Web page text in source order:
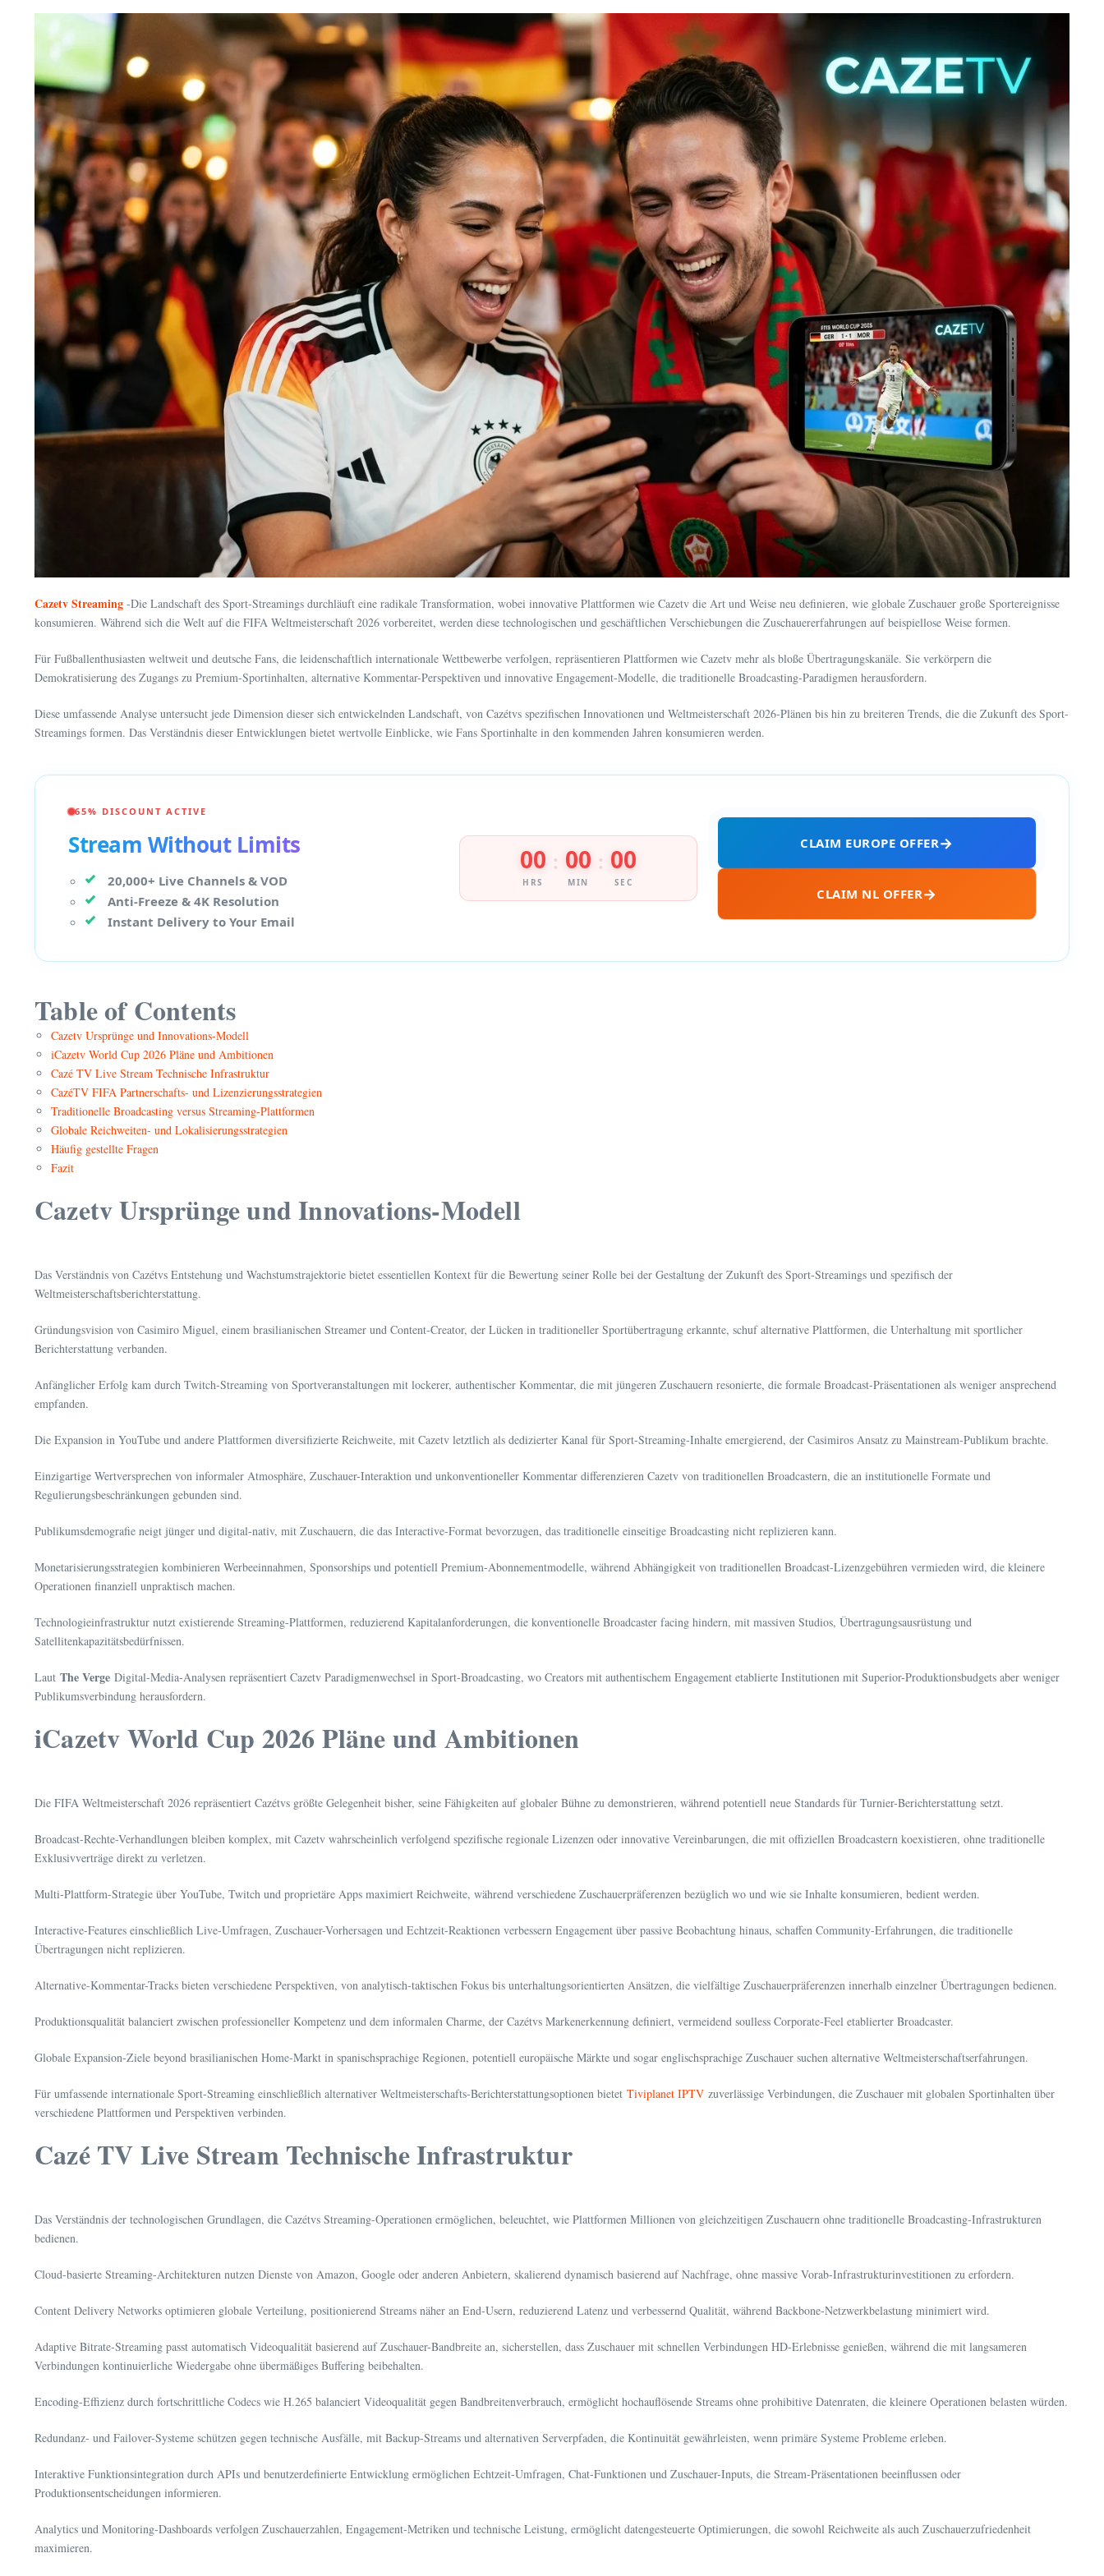
Cazetv Streaming -Die Landschaft des Sport-Streamings durchläuft eine radikale Transformation, wobei innovative Plattformen wie Cazetv die Art und Weise neu definieren, wie globale Zuschauer große Sportereignisse
konsumieren. Während sich die Welt auf die FIFA Weltmeisterschaft 2026 vorbereitet, werden diese technologischen und geschäftlichen Verschiebungen die Zuschauererfahrungen auf beispiellose Weise formen.
Für Fußballenthusiasten weltweit und deutsche Fans, die leidenschaftlich internationale Wettbewerbe verfolgen, repräsentieren Plattformen wie Cazetv mehr als bloße Übertragungskanäle. Sie verkörpern die
Demokratisierung des Zugangs zu Premium-Sportinhalten, alternative Kommentar-Perspektiven und innovative Engagement-Modelle, die traditionelle Broadcasting-Paradigmen herausfordern.
Diese umfassende Analyse untersucht jede Dimension dieser sich entwickelnden Landschaft, von Cazétvs spezifischen Innovationen und Weltmeisterschaft 2026-Plänen bis hin zu breiteren Trends, die die Zukunft des Sport-
Streamings formen. Das Verständnis dieser Entwicklungen bietet wertvolle Einblicke, wie Fans Sportinhalte in den kommenden Jahren konsumieren werden.
65% DISCOUNT ACTIVE
Stream Without Limits
20,000+ Live Channels & VOD
Anti-Freeze & 4K Resolution
Instant Delivery to Your Email
00
HRS
: 00
MIN
: 00
SEC
CLAIM EUROPE OFFER
CLAIM NL OFFER
Table of Contents
Cazetv Ursprünge und Innovations-Modell
iCazetv World Cup 2026 Pläne und Ambitionen
Cazé TV Live Stream Technische Infrastruktur
CazéTV FIFA Partnerschafts- und Lizenzierungsstrategien
Traditionelle Broadcasting versus Streaming-Plattformen
Globale Reichweiten- und Lokalisierungsstrategien
Häufig gestellte Fragen
Fazit
Cazetv Ursprünge und Innovations-Modell
Das Verständnis von Cazétvs Entstehung und Wachstumstrajektorie bietet essentiellen Kontext für die Bewertung seiner Rolle bei der Gestaltung der Zukunft des Sport-Streamings und spezifisch der
Weltmeisterschaftsberichterstattung.
Gründungsvision von Casimiro Miguel, einem brasilianischen Streamer und Content-Creator, der Lücken in traditioneller Sportübertragung erkannte, schuf alternative Plattformen, die Unterhaltung mit sportlicher
Berichterstattung verbanden.
Anfänglicher Erfolg kam durch Twitch-Streaming von Sportveranstaltungen mit lockerer, authentischer Kommentar, die mit jüngeren Zuschauern resonierte, die formale Broadcast-Präsentationen als weniger ansprechend
empfanden.
Die Expansion in YouTube und andere Plattformen diversifizierte Reichweite, mit Cazetv letztlich als dedizierter Kanal für Sport-Streaming-Inhalte emergierend, der Casimiros Ansatz zu Mainstream-Publikum brachte.
Einzigartige Wertversprechen von informaler Atmosphäre, Zuschauer-Interaktion und unkonventioneller Kommentar differenzieren Cazetv von traditionellen Broadcastern, die an institutionelle Formate und
Regulierungsbeschränkungen gebunden sind.
Publikumsdemografie neigt jünger und digital-nativ, mit Zuschauern, die das Interactive-Format bevorzugen, das traditionelle einseitige Broadcasting nicht replizieren kann.
Monetarisierungsstrategien kombinieren Werbeeinnahmen, Sponsorships und potentiell Premium-Abonnementmodelle, während Abhängigkeit von traditionellen Broadcast-Lizenzgebühren vermieden wird, die kleinere
Operationen finanziell unpraktisch machen.
Technologieinfrastruktur nutzt existierende Streaming-Plattformen, reduzierend Kapitalanforderungen, die konventionelle Broadcaster facing hindern, mit massiven Studios, Übertragungsausrüstung und
Satellitenkapazitätsbedürfnissen.
Laut The Verge Digital-Media-Analysen repräsentiert Cazetv Paradigmenwechsel in Sport-Broadcasting, wo Creators mit authentischem Engagement etablierte Institutionen mit Superior-Produktionsbudgets aber weniger
Publikumsverbindung herausfordern.
iCazetv World Cup 2026 Pläne und Ambitionen
Die FIFA Weltmeisterschaft 2026 repräsentiert Cazétvs größte Gelegenheit bisher, seine Fähigkeiten auf globaler Bühne zu demonstrieren, während potentiell neue Standards für Turnier-Berichterstattung setzt.
Broadcast-Rechte-Verhandlungen bleiben komplex, mit Cazetv wahrscheinlich verfolgend spezifische regionale Lizenzen oder innovative Vereinbarungen, die mit offiziellen Broadcastern koexistieren, ohne traditionelle
Exklusivverträge direkt zu verletzen.
Multi-Plattform-Strategie über YouTube, Twitch und proprietäre Apps maximiert Reichweite, während verschiedene Zuschauerpräferenzen bezüglich wo und wie sie Inhalte konsumieren, bedient werden.
Interactive-Features einschließlich Live-Umfragen, Zuschauer-Vorhersagen und Echtzeit-Reaktionen verbessern Engagement über passive Beobachtung hinaus, schaffen Community-Erfahrungen, die traditionelle
Übertragungen nicht replizieren.
Alternative-Kommentar-Tracks bieten verschiedene Perspektiven, von analytisch-taktischen Fokus bis unterhaltungsorientierten Ansätzen, die vielfältige Zuschauerpräferenzen innerhalb einzelner Übertragungen bedienen.
Produktionsqualität balanciert zwischen professioneller Kompetenz und dem informalen Charme, der Cazétvs Markenerkennung definiert, vermeidend soulless Corporate-Feel etablierter Broadcaster.
Globale Expansion-Ziele beyond brasilianischen Home-Markt in spanischsprachige Regionen, potentiell europäische Märkte und sogar englischsprachige Zuschauer suchen alternative Weltmeisterschaftserfahrungen.
Für umfassende internationale Sport-Streaming einschließlich alternativer Weltmeisterschafts-Berichterstattungsoptionen bietet Tiviplanet IPTV zuverlässige Verbindungen, die Zuschauer mit globalen Sportinhalten über
verschiedene Plattformen und Perspektiven verbinden.
Cazé TV Live Stream Technische Infrastruktur
Das Verständnis der technologischen Grundlagen, die Cazétvs Streaming-Operationen ermöglichen, beleuchtet, wie Plattformen Millionen von gleichzeitigen Zuschauern ohne traditionelle Broadcasting-Infrastrukturen
bedienen.
Cloud-basierte Streaming-Architekturen nutzen Dienste von Amazon, Google oder anderen Anbietern, skalierend dynamisch basierend auf Nachfrage, ohne massive Vorab-Infrastrukturinvestitionen zu erfordern.
Content Delivery Networks optimieren globale Verteilung, positionierend Streams näher an End-Usern, reduzierend Latenz und verbessernd Qualität, während Backbone-Netzwerkbelastung minimiert wird.
Adaptive Bitrate-Streaming passt automatisch Videoqualität basierend auf Zuschauer-Bandbreite an, sicherstellen, dass Zuschauer mit schnellen Verbindungen HD-Erlebnisse genießen, während die mit langsameren
Verbindungen kontinuierliche Wiedergabe ohne übermäßiges Buffering beibehalten.
Encoding-Effizienz durch fortschrittliche Codecs wie H.265 balanciert Videoqualität gegen Bandbreitenverbrauch, ermöglicht hochauflösende Streams ohne prohibitive Datenraten, die kleinere Operationen belasten würden.
Redundanz- und Failover-Systeme schützen gegen technische Ausfälle, mit Backup-Streams und alternativen Serverpfaden, die Kontinuität gewährleisten, wenn primäre Systeme Probleme erleben.
Interaktive Funktionsintegration durch APIs und benutzerdefinierte Entwicklung ermöglichen Echtzeit-Umfragen, Chat-Funktionen und Zuschauer-Inputs, die Stream-Präsentationen beeinflussen oder
Produktionsentscheidungen informieren.
Analytics und Monitoring-Dashboards verfolgen Zuschauerzahlen, Engagement-Metriken und technische Leistung, ermöglicht datengesteuerte Optimierungen, die sowohl Reichweite als auch Zuschauerzufriedenheit
maximieren.